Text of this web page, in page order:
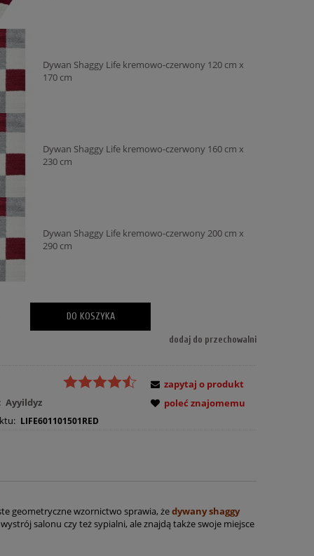
Dywan Shaggy Life kremowo-czerwony 120 cm x
170 cm
Dywan Shaggy Life kremowo-czerwony 160 cm x
230 cm
Dywan Shaggy Life kremowo-czerwony 200 cm x
290 cm
DO KOSZYKA
dodaj do przechowalni
Ayyildyz
LIFE601101501RED
zapytaj o produkt
poleć znajomemu
geometryczne wzornictwo sprawia, żedywany shaggy
salonu czy też sypialni, ale znajdą także swoje miejsce